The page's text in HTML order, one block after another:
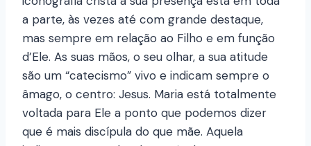
a parte, às vezes até com grande destaque,
mas sempre em relação ao Filho e em função
d’Ele. As suas mãos, o seu olhar, a sua atitude
são um “catecismo” vivo e indicam sempre o
âmago, o centro: Jesus. Maria está totalmente
voltada para Ele a ponto que podemos dizer
que é mais discípula do que mãe. Aquela